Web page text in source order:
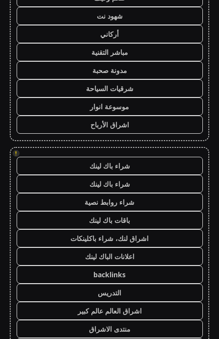
شهود نت
أركاني
مباشر التقنية
مدونة صحبة
شرقيات السياحة
موسوعة انوار
اشراق الأرباح
!
شراء باك لينك
شراء باك لينك
شراء روابط نصية
باقات باك لينك
اشراق لنك، شراء باكلينكات
اعلانات الباك لينك
backlinks
التدريس
اشراق العالم عالم كبير
منتدى الاشراق